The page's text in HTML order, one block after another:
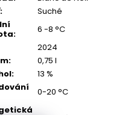
:
Suché
:
6 -8 °C
2024
:
0,75 l
:
13 %
0-20 °C